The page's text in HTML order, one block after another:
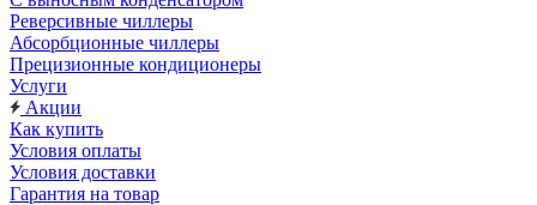
Реверсивные чиллеры
Абсорбционные чиллеры
Прецизионные кондиционеры
Услуги
Акции
Как купить
Условия оплаты
Условия доставки
Гарантия на товар